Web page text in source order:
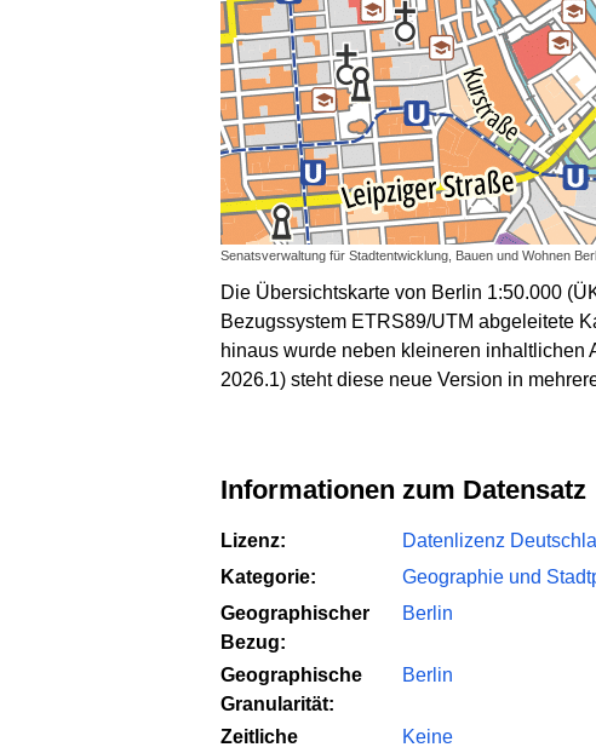
Senatsverwaltung für Stadtentwicklung, Bauen und Wohnen
Die Übersichtskarte von Berlin 1:50.000
Bezugssystem ETRS89/UTM abgeleitete
hinaus wurde neben kleineren inhaltlichen
2026.1) steht diese neue Version in
Informationen zum Datensatz
Lizenz: Datenlizenz
Kategorie:
Geographie und
Geographischer
Bezug:
Berlin
Geographische
Granularität:
Berlin
Zeitliche
Keine